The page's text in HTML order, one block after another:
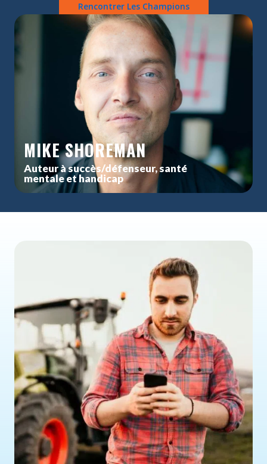
Rencontrer Les Champions
MIKE SHOREMAN
Auteur à succès/défenseur, santé
mentale et handicap